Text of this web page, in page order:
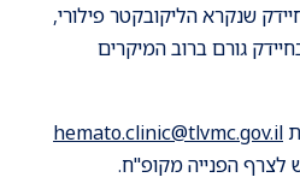
שנקרא הליקובקטר פילורי,
גורם ברוב המיקרים
hemato.clinic@tlvmc.gov.il
לצרף הפנייה מקופ"ח.